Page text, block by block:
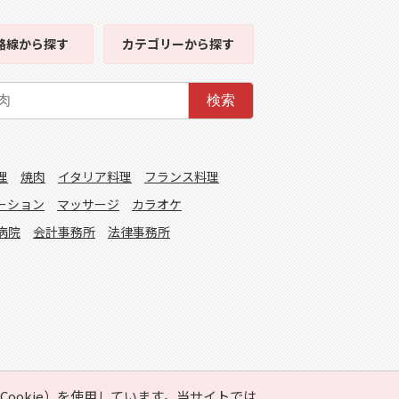
線から探す カテゴリーから探す
検索
焼肉 イタリア料理
フランス料理
ション マッサージ
カラオケ
院 会計事務所 法律事務所